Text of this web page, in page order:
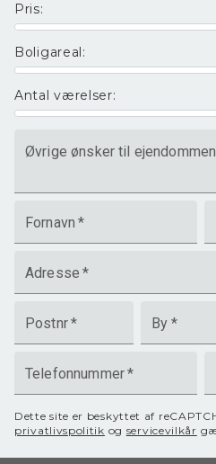
Pris:
Boligareal:
Antal værelser:
Øvrige ønsker til ejendommen
Fornavn *
Adresse *
Postnr* By *
Telefonnummer*
Dette site er beskyttet af
privatlivspolitik og servicevilkår